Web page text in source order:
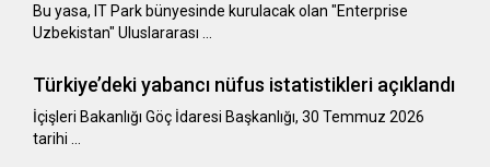
Bu yasa, IT Park bünyesinde kurulacak olan "Enterprise
Uzbekistan" Uluslararası …
Türkiye’deki yabancı nüfus istatistikleri açıklandı
​​​​​​​İçişleri Bakanlığı Göç İdaresi Başkanlığı, 30 Temmuz 2026
tarihi …